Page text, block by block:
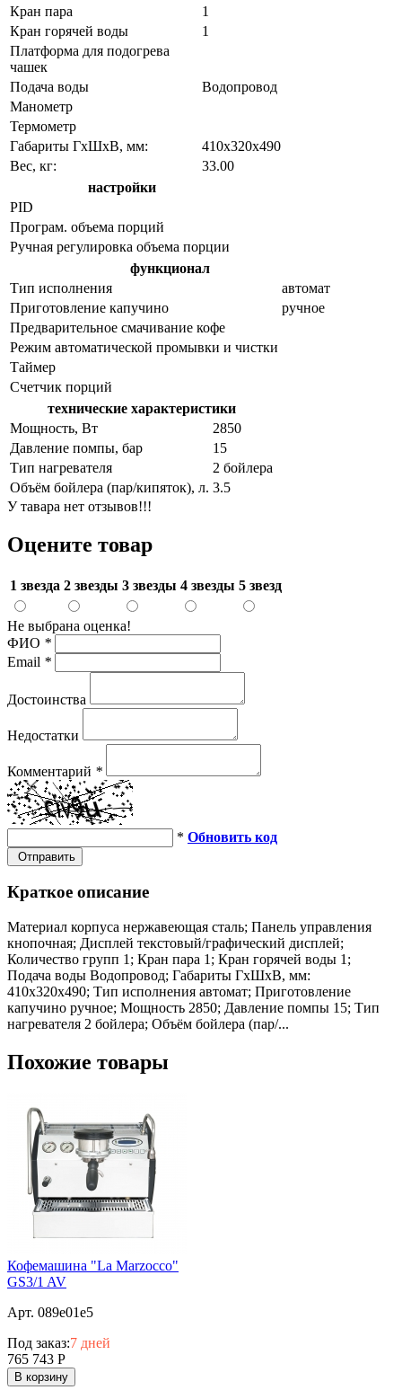
Кран пара
1
Кран горячей воды
1
Платформа для подогрева
чашек
Подача воды
Водопровод
Манометр
Термометр
Габариты ГхШхВ, мм:
410х320х490
Вес, кг:
33.00
настройки
PID
Програм. объема порций
Ручная регулировка объема порции
функционал
Тип исполнения
автомат
Приготовление капучино
ручное
Предварительное смачивание кофе
Режим автоматической промывки и чистки
Таймер
Счетчик порций
технические характеристики
Мощность, Вт
2850
Давление помпы, бар
15
Тип нагревателя
2 бойлера
Объём бойлера (пар/кипяток), л. 3.5
У тавара нет отзывов!!!
Оцените товар
1 звезда 2 звезды 3 звезды 4 звезды 5 звезд
Не выбрана оценка!
ФИО *
Email *
Достоинства
Недостатки
Комментарий *
* Обновить код
Отправить
Краткое описание
Материал корпуса нержавеющая сталь; Панель управления
кнопочная; Дисплей текстовый/графический дисплей;
Количество групп 1; Кран пара 1; Кран горячей воды 1;
Подача воды Водопровод; Габариты ГхШхВ, мм:
410х320х490; Тип исполнения автомат; Приготовление
капучино ручное; Мощность 2850; Давление помпы 15; Тип
нагревателя 2 бойлера; Объём бойлера (пар/...
Похожие товары
Кофемашина "La Marzocco"
GS3/1 AV
Арт. 089e01e5
Под заказ:7 дней
765 743 Р
В корзину